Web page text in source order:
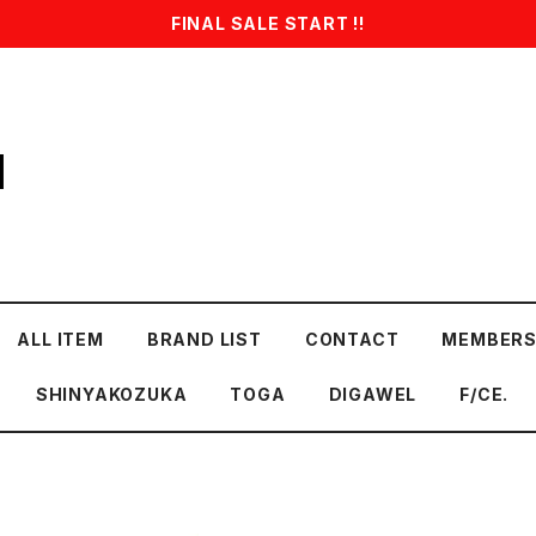
FINAL SALE START !!
ALL ITEM BRAND LIST CONTACT
SHINYAKOZUKA TOGA DIGAWEL F/CE.